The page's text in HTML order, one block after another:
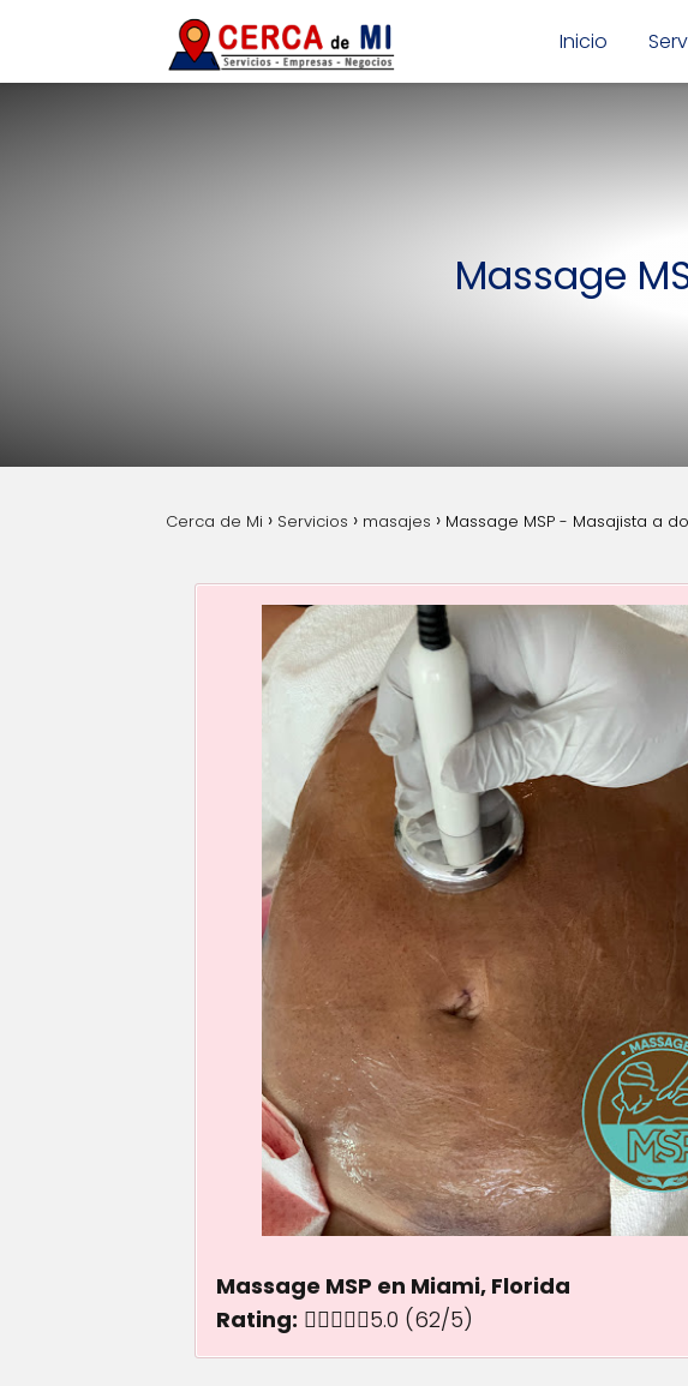
Inicio
Massage
Cerca de Mi Servicios masajes Massage MSP - Masajista a
Massage MSP en Miami, Florida
Rating:
5.0 out of 5.0 stars
5.0 (62/5)